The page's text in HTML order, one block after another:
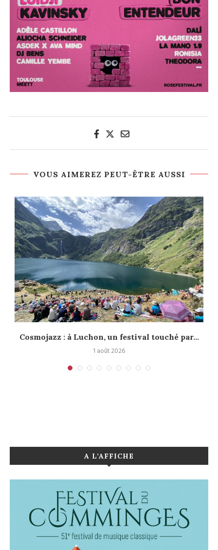
VOUS AIMEREZ PEUT-ÊTRE AUSSI
Cosmojazz : à Luchon, un festival touché par...
1 août 2026
A L’AFFICHE